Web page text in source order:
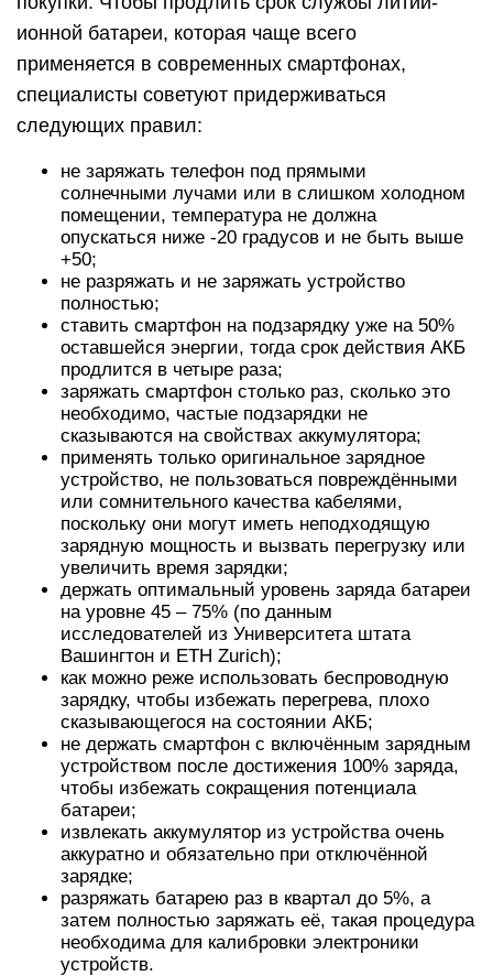
ионной батареи, которая чаще всего
применяется в современных смартфонах,
специалисты советуют придерживаться
следующих правил:
не заряжать телефон под прямыми
солнечными лучами или в слишком холодном
помещении, температура не должна
опускаться ниже -20 градусов и не быть выше
+50;
не разряжать и не заряжать устройство
полностью;
ставить смартфон на подзарядку уже на 50%
оставшейся энергии, тогда срок действия АКБ
продлится в четыре раза;
заряжать смартфон столько раз, сколько это
необходимо, частые подзарядки не
сказываются на свойствах аккумулятора;
применять только оригинальное зарядное
устройство, не пользоваться повреждёнными
или сомнительного качества кабелями,
поскольку они могут иметь неподходящую
зарядную мощность и вызвать перегрузку или
увеличить время зарядки;
держать оптимальный уровень заряда батареи
на уровне 45 – 75% (по данным
исследователей из Университета штата
Вашингтон и ETH Zurich);
как можно реже использовать беспроводную
зарядку, чтобы избежать перегрева, плохо
сказывающегося на состоянии АКБ;
не держать смартфон с включённым зарядным
устройством после достижения 100% заряда,
чтобы избежать сокращения потенциала
батареи;
извлекать аккумулятор из устройства очень
аккуратно и обязательно при отключённой
зарядке;
разряжать батарею раз в квартал до 5%, а
затем полностью заряжать её, такая процедура
необходима для калибровки электроники
устройств.